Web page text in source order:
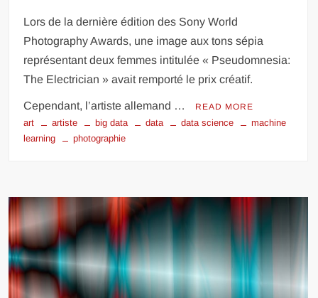
Lors de la dernière édition des Sony World
Photography Awards, une image aux tons sépia
représentant deux femmes intitulée « Pseudomnesia:
The Electrician » avait remporté le prix créatif.
Cependant, l’artiste allemand … READ MORE
art artiste big data data data science
machine
learning
photographie